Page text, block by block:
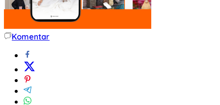
Komentar